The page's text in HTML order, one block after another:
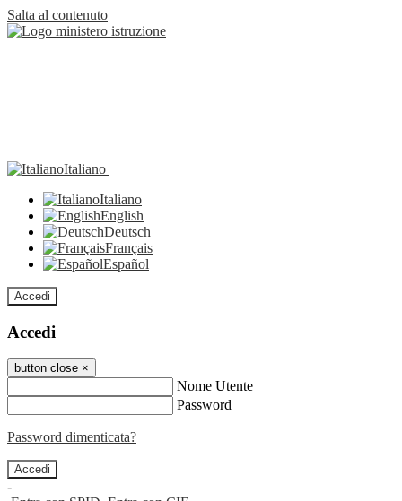
Salta al contenuto
Italiano
Italiano
English
Deutsch
Français
Español
Accedi
Accedi
button close ×
Nome Utente
Password
Password dimenticata?
-